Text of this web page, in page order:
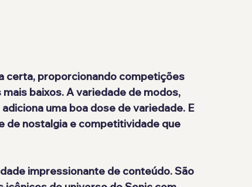
baixos. A variedade de modos,
uma boa dose de variedade. E
de nostalgia e competitividade que
impressionante de conteúdo. São